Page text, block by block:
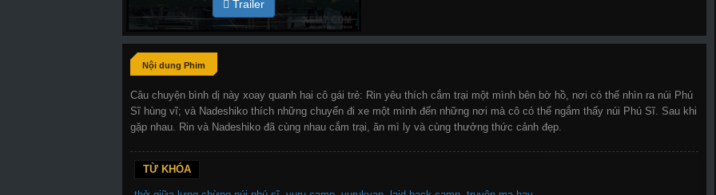
Trailer
Nội dung Phim
Câu chuyện bình dị này xoay quanh hai cô gái trẻ: Rin yêu thích cắm trại một mình bên bờ hồ, nơi có thế nhìn ra núi Phú
Sĩ hùng vĩ; và Nadeshiko thích những chuyến đi xe một mình đến những nơi mà cô có thể ngắm thấy núi Phú Sĩ. Sau khi
gặp nhau. Rin và Nadeshiko đã cùng nhau cắm trại, ăn mì ly và cùng thưởng thức cảnh đẹp.
TỪ KHÓA